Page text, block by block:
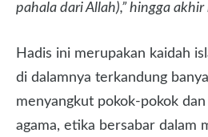
pahala dari Allah),” hingga akhir
Hadis ini merupakan kaidah
di dalamnya terkandung
menyangkut pokok-pokok
agama, etika bersabar dalam